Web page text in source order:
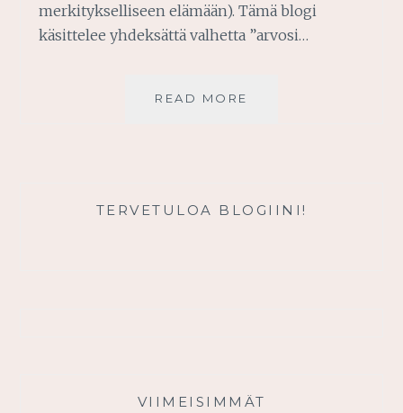
merkitykselliseen elämään). Tämä blogi
käsittelee yhdeksättä valhetta ”arvosi…
READ MORE
TERVETULOA BLOGIINI!
VIIMEISIMMÄT